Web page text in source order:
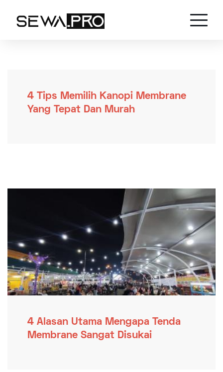
4 Tips Memilih Kanopi Membrane
Yang Tepat Dan Murah
4 Alasan Utama Mengapa Tenda
Membrane Sangat Disukai